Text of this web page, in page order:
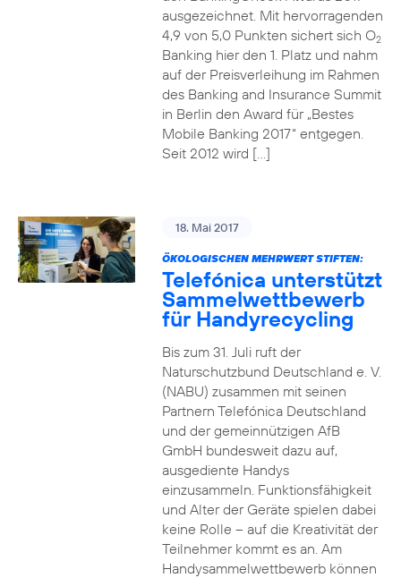
ausgezeichnet. Mit hervorragenden
4,9 von 5,0 Punkten sichert sich O2
Banking hier den 1. Platz und nahm
auf der Preisverleihung im Rahmen
des Banking and Insurance Summit
in Berlin den Award für „Bestes
Mobile Banking 2017“ entgegen.
Seit 2012 wird […]
18. Mai 2017
ÖKOLOGISCHEN MEHRWERT STIFTEN:
Telefónica unterstützt
Sammelwettbewerb
für Handyrecycling
Bis zum 31. Juli ruft der
Naturschutzbund Deutschland e. V.
(NABU) zusammen mit seinen
Partnern Telefónica Deutschland
und der gemeinnützigen AfB
GmbH bundesweit dazu auf,
ausgediente Handys
einzusammeln. Funktionsfähigkeit
und Alter der Geräte spielen dabei
keine Rolle – auf die Kreativität der
Teilnehmer kommt es an. Am
Handysammelwettbewerb können